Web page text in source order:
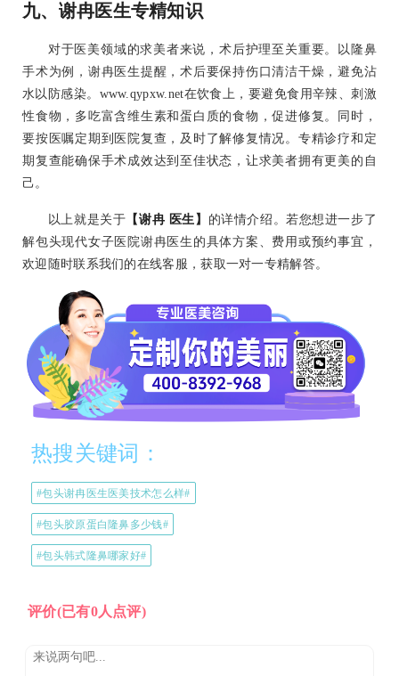
九、谢冉医生专精知识
对于医美领域的求美者来说，术后护理至关重要。以隆鼻
手术为例，谢冉医生提醒，术后要保持伤口清洁干燥，避免沾
水以防感染。www.qypxw.net在饮食上，要避免食用辛辣、刺激
性食物，多吃富含维生素和蛋白质的食物，促进修复。同时，
要按医嘱定期到医院复查，及时了解修复情况。专精诊疗和定
期复查能确保手术成效达到至佳状态，让求美者拥有更美的自
己。
以上就是关于 【谢冉 医生】 的详情介绍。若您想进一步了
解包头现代女子医院谢冉医生的具体方案、费用或预约事宜，
欢迎随时联系我们的在线客服，获取一对一专精解答。
热搜关键词：
#包头谢冉医生医美技术怎么样#
#包头胶原蛋白隆鼻多少钱#
#包头韩式隆鼻哪家好#
评价(已有0人点评)